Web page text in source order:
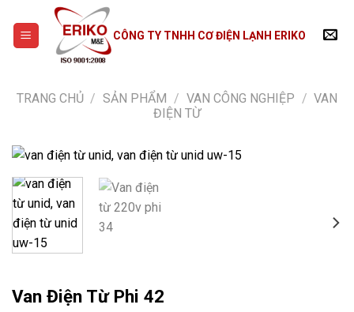
content
CÔNG TY TNHH CƠ ĐIỆN LẠNH ERIKO
TRANG CHỦ / SẢN PHẨM / VAN CÔNG NGHIỆP / VAN
ĐIỆN TỪ
Van Điện Từ Phi 42